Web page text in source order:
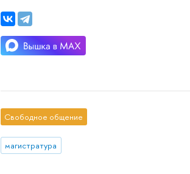
Свободное общение
магистратура